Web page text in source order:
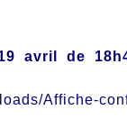
avril de
Affiche-